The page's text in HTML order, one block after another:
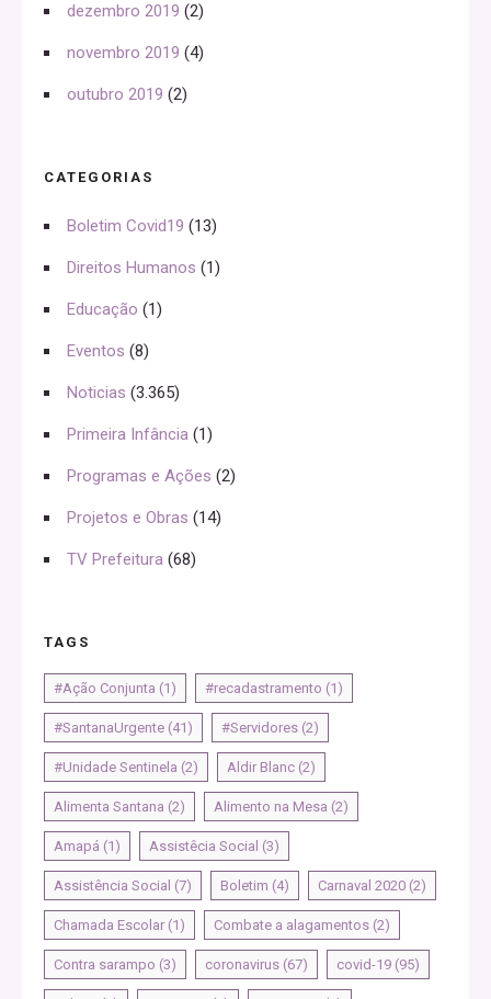
dezembro 2019 (2)
novembro 2019 (4)
outubro 2019 (2)
CATEGORIAS
Boletim Covid19 (13)
Direitos Humanos (1)
Educação (1)
Eventos (8)
Noticias (3.365)
Primeira Infância (1)
Programas e Ações (2)
Projetos e Obras (14)
TV Prefeitura (68)
TAGS
#Ação Conjunta (1) #recadastramento (1)
#SantanaUrgente (41) #Servidores (2)
#Unidade Sentinela (2) Aldir Blanc (2)
Alimenta Santana (2) Alimento na Mesa (2)
Amapá (1) Assistêcia Social (3)
Assistência Social (7) Boletim (4) Carnaval 2020 (2)
Chamada Escolar (1) Combate a alagamentos (2)
Contra sarampo (3) coronavirus (67) covid-19 (95)